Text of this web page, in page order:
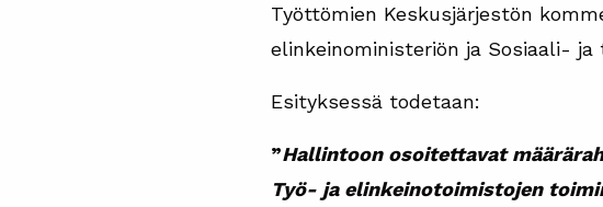
Työttömien Keskusjärjestön
elinkeinoministeriön ja Sosiaali-
Esityksessä todetaan:
”Hallintoon osoitettavat
Työ- ja elinkeinotoimistojen